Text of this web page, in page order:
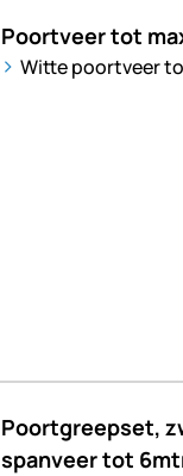
Poortveer tot
Witte poortveer
Poortgreepset,
spanveer tot